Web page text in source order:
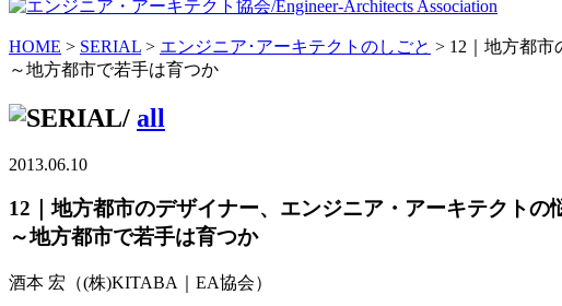
HOME > SERIAL > エンジニア･アーキテクトのしごと > 12｜地方都市
～地方都市で若手は育つか
/ all
2013.06.10
12｜地方都市のデザイナー、エンジニア・アーキテクトの
～地方都市で若手は育つか
酒本 宏 （(株)KITABA｜EA協会）